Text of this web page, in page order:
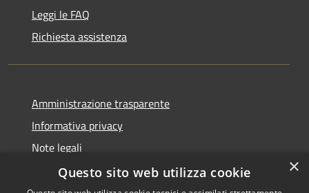
Leggi le FAQ
Richiesta assistenza
Amministrazione trasparente
Informativa privacy
Note legali
Dichiarazione di accessibilità
×
Questo sito web utilizza cookie